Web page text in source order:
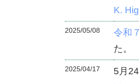
K.
2025/05/08
令和
た。
2025/04/17
5月